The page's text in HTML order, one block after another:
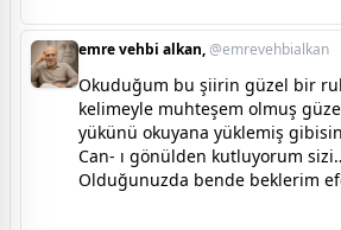
emre vehbi alkan,@emrevehbialkan
Okuduğum bu şiirin güzel bir
kelimeyle muhteşem olmuş
yükünü okuyana yüklemiş
Can- ı gönülden kutluyorum
Olduğunuzda bende beklerim